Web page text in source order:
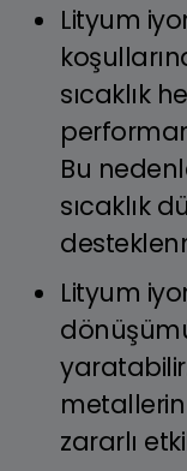
Lityum
sıcaklık
Bu
sıcaklık
Lityum
zararlı